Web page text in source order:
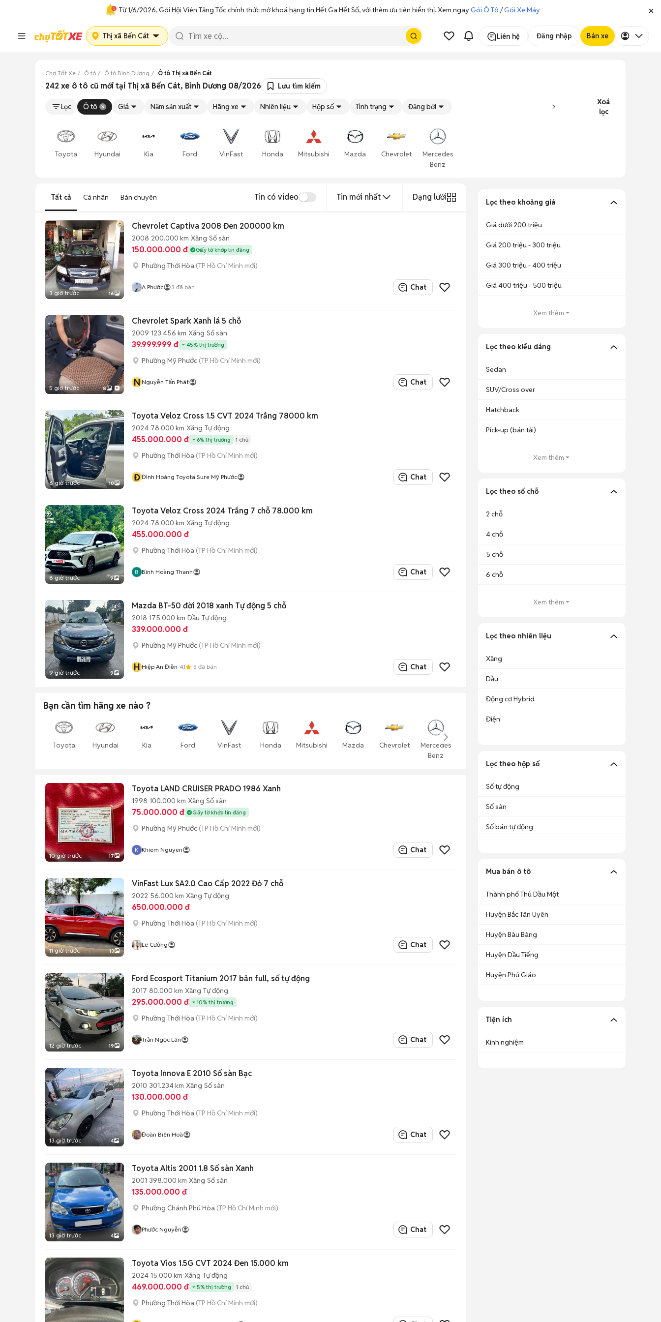
Từ 1/6/2026, Gói Hội Viên Tăng Tốc chính thức mở khoá hạng tin Hết Ga Hết Số, với thêm ưu tiên hiển thị. Xem ngayGói Ô Tô /Gói Xe Máy
Thị xã Bến Cát Liên hệ Đăng nhập Bán xe
Chợ Tốt Xe Ô tô Ô tô Bình Dương Ô tô Thị xã Bến Cát
242 xe ô tô cũ mới tại Thị xã Bến Cát, Bình Dương 08/2026 Lưu tìm kiếm
Lọc Ô tô Giá Năm sản xuất Hãng xe Nhiên liệu Hộp số Tình trạng Đăng bởi
Xoá
lọc
Toyota Hyundai Kia Ford VinFast Honda Mitsubishi Mazda Chevrolet
Mercedes
Benz
Tất cả Cá nhân Bán chuyên Tin có video Tin mới nhất Dạng lưới
3 giờ trước 16
Chevrolet Captiva 2008 Đen 200000 km
2008 200.000 km Xăng Số sàn
150.000.000 đ Giấy tờ khớp tin đăng
Phường Thới Hòa (TP Hồ Chí Minh mới)
A Phước 3 đã bán Chat
5 giờ trước 8
Chevrolet Spark Xanh lá 5 chỗ
2009 123.456 km Xăng Số sàn
39.999.999 đ 45% thị trường
Phường Mỹ Phước (TP Hồ Chí Minh mới)
N Nguyễn Tấn Phát Chat
6 giờ trước 10
Toyota Veloz Cross 1.5 CVT 2024 Trắng 78000 km
2024 78.000 km Xăng Tự động
455.000.000 đ 6% thị trường 1 chủ
Phường Thới Hòa (TP Hồ Chí Minh mới)
Đ Đình Hoàng Toyota Sure Mỹ Phước Chat
8 giờ trước 9
Toyota Veloz Cross 2024 Trắng 7 chỗ 78.000 km
2024 78.000 km Xăng Tự động
455.000.000 đ
Phường Thới Hòa (TP Hồ Chí Minh mới)
Bình Hoàng Thanh Chat
9 giờ trước 9
Mazda BT-50 đời 2018 xanh Tự động 5 chỗ
2018 175.000 km Dầu Tự động
339.000.000 đ
Phường Mỹ Phước (TP Hồ Chí Minh mới)
H Hiệp An Điền 4.1 5 đã bán Chat
Bạn cần tìm hãng xe nào ?
Toyota Hyundai Kia Ford VinFast Honda Mitsubishi Mazda Chevrolet
Mercedes
Benz
10 giờ trước 17
Toyota LAND CRUISER PRADO 1986 Xanh
1998 100.000 km Xăng Số sàn
75.000.000 đ Giấy tờ khớp tin đăng
Phường Mỹ Phước (TP Hồ Chí Minh mới)
Khiem Nguyen Chat
11 giờ trước 13
VinFast Lux SA2.0 Cao Cấp 2022 Đỏ 7 chỗ
2022 56.000 km Xăng Tự động
650.000.000 đ
Phường Thới Hòa (TP Hồ Chí Minh mới)
Lê Cường Chat
12 giờ trước 19
Ford Ecosport Titanium 2017 bản full, số tự động
2017 80.000 km Xăng Tự động
295.000.000 đ 10% thị trường
Phường Thới Hòa (TP Hồ Chí Minh mới)
Trần Ngọc Lân Chat
13 giờ trước 4
Toyota Innova E 2010 Số sàn Bạc
2010 301.234 km Xăng Số sàn
130.000.000 đ
Phường Thới Hòa (TP Hồ Chí Minh mới)
Đoàn Biên Hoà Chat
13 giờ trước 4
Toyota Altis 2001 1.8 Số sàn Xanh
2001 398.000 km Xăng Số sàn
135.000.000 đ
Phường Chánh Phú Hòa (TP Hồ Chí Minh mới)
Phước Nguyễn Chat
Toyota Vios 1.5G CVT 2024 Đen 15.000 km
2024 15.000 km Xăng Tự động
469.000.000 đ 5% thị trường 1 chủ
Phường Thới Hòa (TP Hồ Chí Minh mới)
Lọc theo khoảng giá
Giá dưới 200 triệu
Giá 200 triệu - 300 triệu
Giá 300 triệu - 400 triệu
Giá 400 triệu - 500 triệu
Xem thêm
Lọc theo kiểu dáng
Sedan
SUV/Cross over
Hatchback
Pick-up (bán tải)
Xem thêm
Lọc theo số chỗ
2 chỗ
4 chỗ
5 chỗ
6 chỗ
Xem thêm
Lọc theo nhiên liệu
Xăng
Dầu
Động cơ Hybrid
Điện
Lọc theo hộp số
Số tự động
Số sàn
Số bán tự động
Mua bán ô tô
Thành phố Thủ Dầu Một
Huyện Bắc Tân Uyên
Huyện Bàu Bàng
Huyện Dầu Tiếng
Huyện Phú Giáo
Tiện ích
Kinh nghiệm